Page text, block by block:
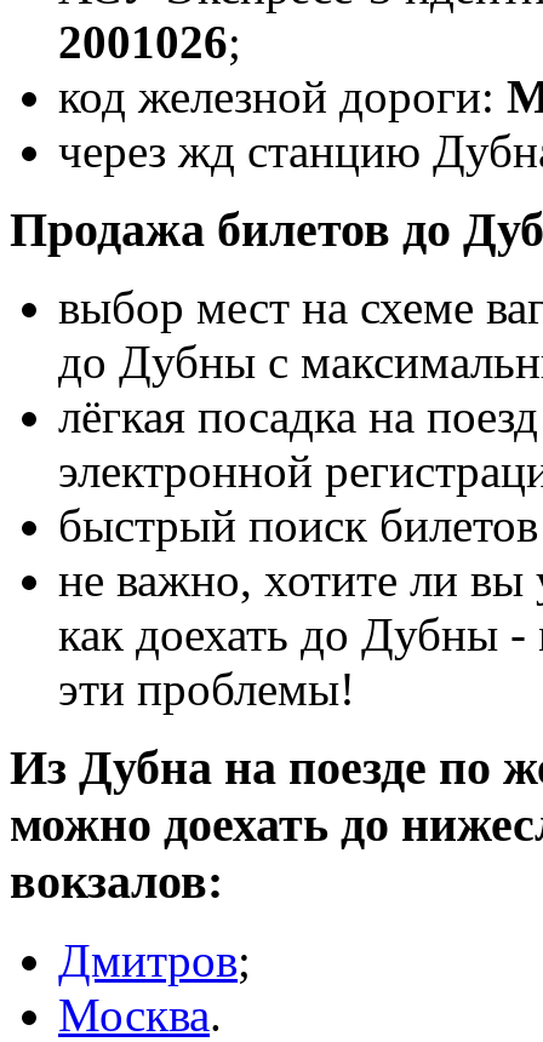
2001026;
код железной дороги:
через жд станцию
Продажа билетов до
выбор мест на схеме
до Дубны с
лёгкая посадка на
электронной
быстрый поиск
не важно, хотите ли вы
как доехать до Дубны
эти проблемы!
Из Дубна на поезде по
можно доехать до
вокзалов:
Дмитров;
Москва.